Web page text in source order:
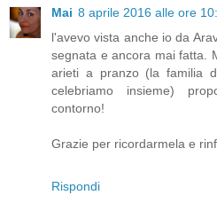
Mai 8 aprile 2016 alle ore
l'avevo vista anche io da
segnata e ancora mai fatta.
arieti a pranzo (la familia
celebriamo insieme)
contorno!
Grazie per ricordarmela e
Rispondi